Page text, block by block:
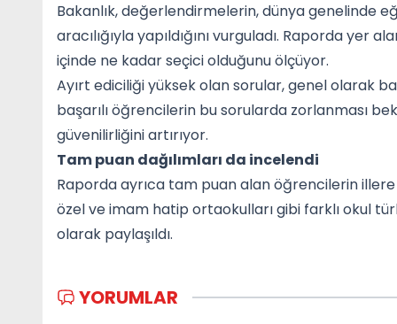
Bakanlık, değerlendirmelerin, dünya
aracılığıyla yapıldığını vurguladı. Raporda yer
içinde ne kadar seçici olduğunu ölçüyor.
Ayırt ediciliği yüksek olan sorular, genel olarak
başarılı öğrencilerin bu sorularda zorlanması
güvenilirliğini artırıyor.
Tam puan dağılımları da incelendi
Raporda ayrıca tam puan alan öğrencilerin illere
özel ve imam hatip ortaokulları gibi farklı okul
olarak paylaşıldı.
YORUMLAR